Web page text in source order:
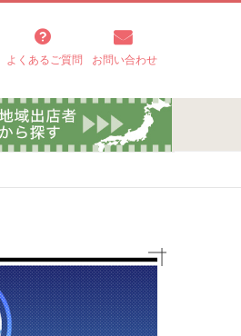
よくあるご質問 お問い合わせ